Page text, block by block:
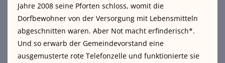
Jahre 2008 seine Pforten schloss, womit die
Dorfbewohner von der Versorgung mit Lebensmitteln
abgeschnitten waren. Aber Not macht erfinderisch*.
Und so erwarb der Gemeindevorstand eine
ausgemusterte rote Telefonzelle und funktionierte sie